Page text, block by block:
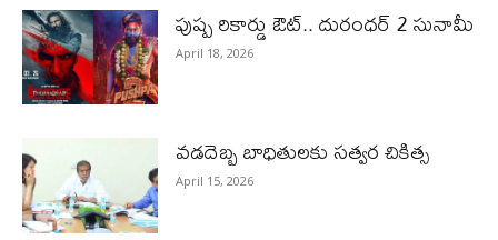
పుష్ప రికార్డు ఔట్‌.. దురంధ‌ర్ 2 సునామీ
April 18, 2026
వడదెబ్బ బాధితులకు సత్వర చికిత్స
April 15, 2026